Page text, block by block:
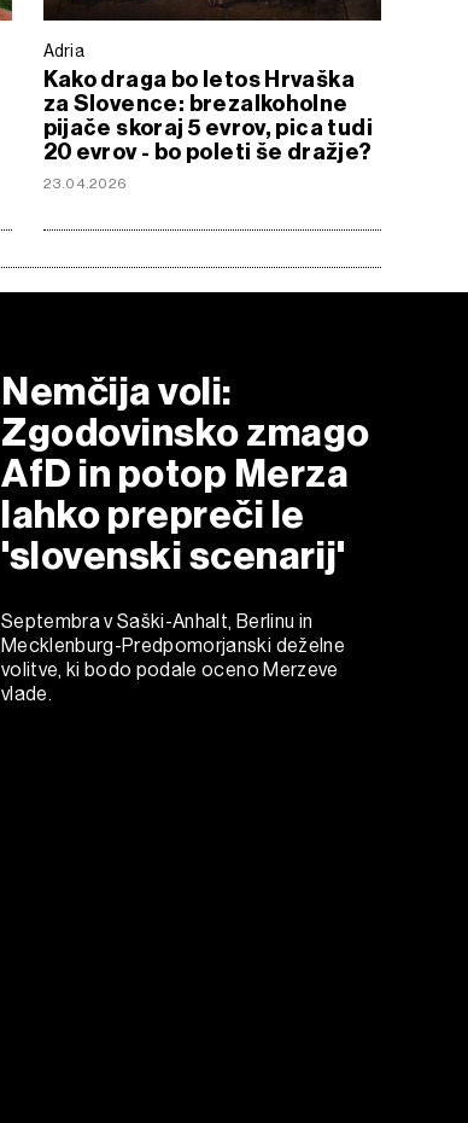
Adria
Kako draga bo letos Hrvaška
za Slovence: brezalkoholne
pijače skoraj 5 evrov, pica tudi
20 evrov - bo poleti še dražje?
23.04.2026
Nemčija voli:
Zgodovinsko zmago
AfD in potop Merza
lahko prepreči le
'slovenski scenarij'
Septembra v Saški-Anhalt, Berlinu in
Mecklenburg-Predpomorjanski deželne
volitve, ki bodo podale oceno Merzeve
vlade.